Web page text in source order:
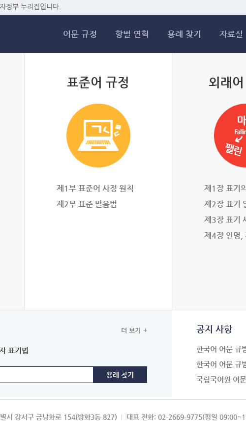
정부 누리집입니다.
어문 규정 항별 연혁 용례 찾기 자료실
표준어 규정
제1부 표준어 사정 원칙
제2부 표준 발음법
외래
제1장 표기
제2장 표기
제3장 표기
제4장 인명,
표기법
더 보기 공지 사항
한국어 어문 규
한국어 어문 규
국립국어원 어
시 강서구 금낭화로 154(방화3동 827) 대표 전화: 02-2669-9775(평일